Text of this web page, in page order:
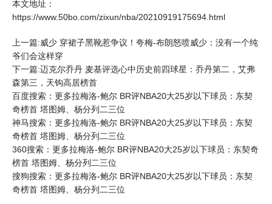
本文地址：
https://www.50bo.com/zixun/nba/20210919175694.html
上一篇:威少 穿裙子黑靴惹争议！夸梅-布朗怒喷威少：没有一个纯
爷们会这样穿
下一篇:迈克尔乔丹 麦基评选心中历史前四球星：乔丹第二，艾弗
森第三，天钩高居榜首
百度搜索：更多拉梅洛-鲍尔 BR评NBA20大25岁以下球员：东契
奇榜首 塔图姆、杨分列二三位
神马搜索：更多拉梅洛-鲍尔 BR评NBA20大25岁以下球员：东契
奇榜首 塔图姆、杨分列二三位
360搜索：更多拉梅洛-鲍尔 BR评NBA20大25岁以下球员：东契奇
榜首 塔图姆、杨分列二三位
搜狗搜索：更多拉梅洛-鲍尔 BR评NBA20大25岁以下球员：东契
奇榜首 塔图姆、杨分列二三位